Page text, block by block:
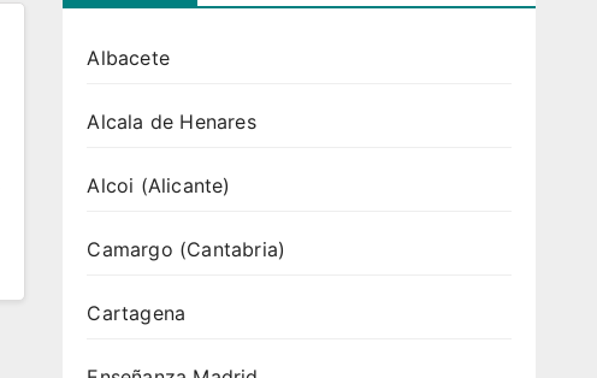
Albacete
Alcala de Henares
Alcoi (Alicante)
Camargo (Cantabria)
Cartagena